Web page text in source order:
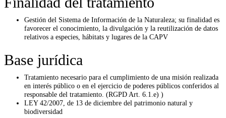
Gestión del Sistema de Información de la Naturaleza; su finalidad es
favorecer el conocimiento, la divulgación y la reutilización de datos
relativos a especies, hábitats y lugares de la CAPV
Base jurídica
Tratamiento necesario para el cumplimiento de una misión realizada
en interés público o en el ejercicio de poderes públicos conferidos al
responsable del tratamiento. (RGPD Art. 6.1.e) )
LEY 42/2007, de 13 de diciembre del patrimonio natural y
biodiversidad